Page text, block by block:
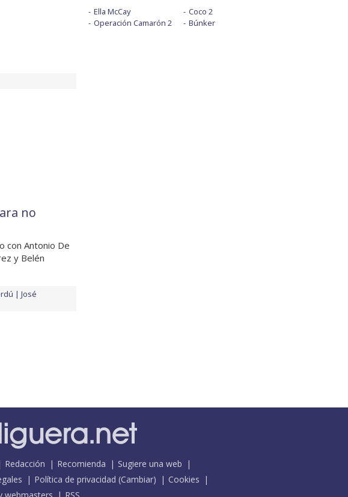
no
con Antonio De
y Belén
José
Ella McCay
Operación Camarón 2
Coco 2
Búnker
Redacción Recomienda
Sugiere una web
Política de privacidad (Cambiar)
Cookies
webmasters
RSS